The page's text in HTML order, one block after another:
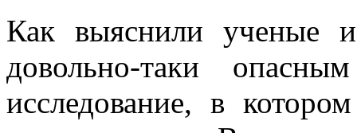
Как выяснили ученые
довольно-таки
исследование, в